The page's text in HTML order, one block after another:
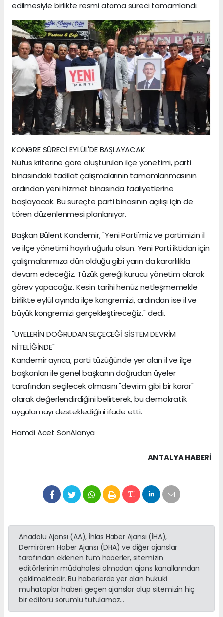
edilmesiyle birlikte resmi atama süreci tamamlandı.
KONGRE SÜRECİ EYLÜL'DE BAŞLAYACAK
Nüfus kriterine göre oluşturulan ilçe yönetimi, parti
binasındaki tadilat çalışmalarının tamamlanmasının
ardından yeni hizmet binasında faaliyetlerine
başlayacak. Bu süreçte parti binasının açılışı için de
tören düzenlenmesi planlanıyor.
Başkan Bülent Kandemir, "Yeni Parti'miz ve partimizin il
ve ilçe yönetimi hayırlı uğurlu olsun. Yeni Parti iktidarı için
çalışmalarımıza dün olduğu gibi yarın da kararlılıkla
devam edeceğiz. Tüzük gereği kurucu yönetim olarak
görev yapacağız. Kesin tarihi henüz netleşmemekle
birlikte eylül ayında ilçe kongremizi, ardından ise il ve
büyük kongremizi gerçekleştireceğiz." dedi.
"ÜYELERİN DOĞRUDAN SEÇECEĞİ SİSTEM DEVRİM
NİTELİĞİNDE"
Kandemir ayrıca, parti tüzüğünde yer alan il ve ilçe
başkanları ile genel başkanın doğrudan üyeler
tarafından seçilecek olmasını "devrim gibi bir karar"
olarak değerlendirdiğini belirterek, bu demokratik
uygulamayı desteklediğini ifade etti.
Hamdi Acet SonAlanya
ANTALYA HABERİ
Anadolu Ajansı (AA), İhlas Haber Ajansı (İHA),
Demirören Haber Ajansı (DHA) ve diğer ajanslar
tarafından eklenen tüm haberler, sitemizin
editörlerinin müdahalesi olmadan ajans kanallarından
çekilmektedir. Bu haberlerde yer alan hukuki
muhataplar haberi geçen ajanslar olup sitemizin hiç
bir editörü sorumlu tutulamaz...